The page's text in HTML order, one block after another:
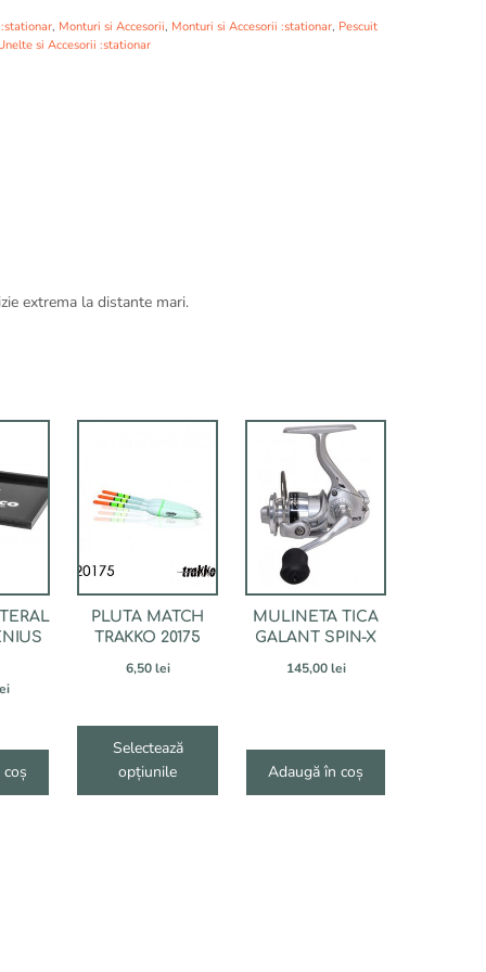
, Monturi si Accesorii, Monturi si Accesorii :stationar, Pescuit
si Accesorii :stationar
extrema la distante mari.
PLUTA MATCH
TRAKKO 20175
6,50lei
Selectează
opțiunile
mai
multe
Opțiunile
pot
alese
MULINETA TICA
GALANT SPIN-X
145,00lei
Adaugă în coș